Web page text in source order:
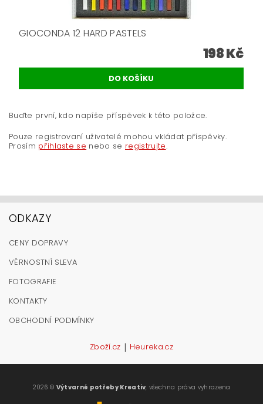
GIOCONDA 12 HARD PASTELS
198 Kč
Buďte první, kdo napíše příspěvek k této položce.
Pouze registrovaní uživatelé mohou vkládat příspěvky.
Prosím přihlaste se nebo se registrujte.
ODKAZY
CENY DOPRAVY
VĚRNOSTNÍ SLEVA
FOTOGRAFIE
KONTAKTY
OBCHODNÍ PODMÍNKY
Zboží.cz | Heureka.cz
2026 © Výtvarné potřeby Kreativ, všechna práva vyhrazena